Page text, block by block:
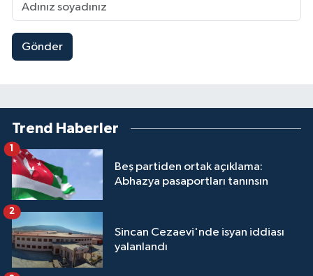
Gönder
Trend Haberler
Beş partiden ortak açıklama:
Abhazya pasaportları tanınsın
1
Sincan Cezaevi'nde isyan iddiası
yalanlandı
2